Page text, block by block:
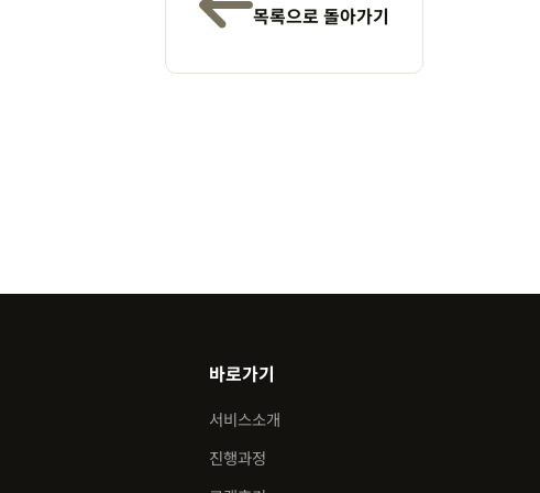
목록으로 돌아가기
바로가기
서비스소개
진행과정